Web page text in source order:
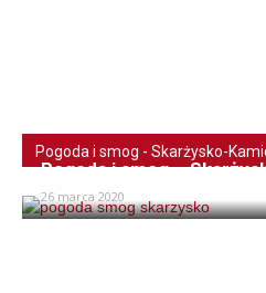
Pogoda i smog - Skarżysko-
Pogoda i smog –
26 marca 2020